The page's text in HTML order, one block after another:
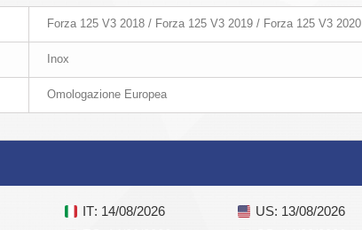
Forza 125 V3 2018 / Forza 125 V3 2019 / Forza 125 V3 2020
Inox
Omologazione Europea
IT: 14/08/2026 US: 13/08/2026